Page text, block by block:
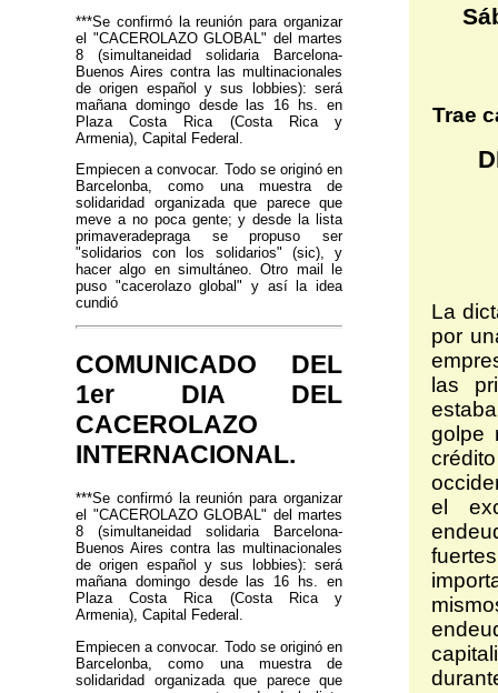
***Se confirmó la reunión para organizar
el "CACEROLAZO GLOBAL" del martes
8 (simultaneidad solidaria Barcelona-
Buenos Aires contra las multinacionales
de origen español y sus lobbies): será
mañana domingo desde las 16 hs. en
Plaza Costa Rica (Costa Rica y
Armenia), Capital Federal.
Empiecen a convocar. Todo se originó en
Barcelonba, como una muestra de
solidaridad organizada que parece que
meve a no poca gente; y desde la lista
primaveradepraga se propuso ser
"solidarios con los solidarios" (sic), y
hacer algo en simultáneo. Otro mail le
puso "cacerolazo global" y así la idea
cundió
COMUNICADO DEL
1er DIA DEL
CACEROLAZO
INTERNACIONAL.
***Se confirmó la reunión para organizar
el "CACEROLAZO GLOBAL" del martes
8 (simultaneidad solidaria Barcelona-
Buenos Aires contra las multinacionales
de origen español y sus lobbies): será
mañana domingo desde las 16 hs. en
Plaza Costa Rica (Costa Rica y
Armenia), Capital Federal.
Empiecen a convocar. Todo se originó en
Barcelonba, como una muestra de
solidaridad organizada que parece que
Trae
La
por
las
golpe
el